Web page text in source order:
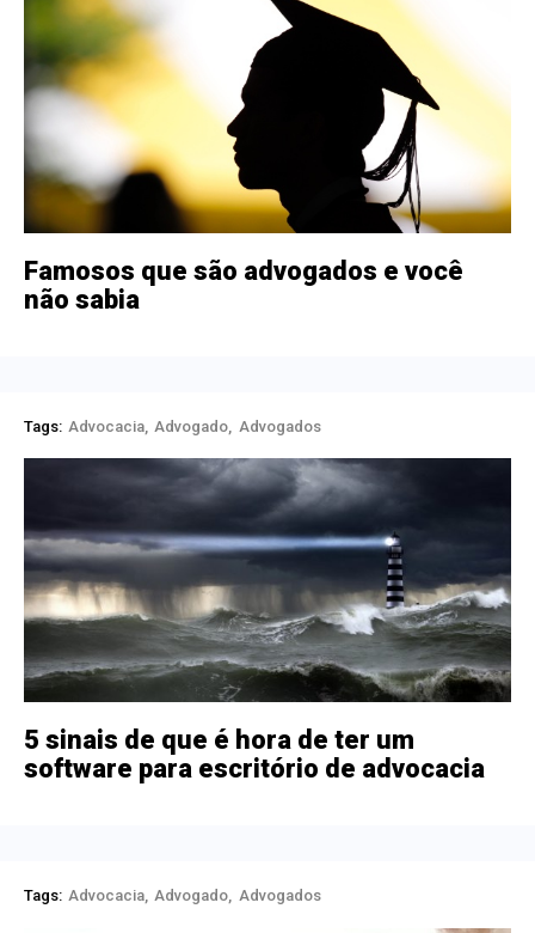
Famosos que são advogados e você
não sabia
Tags: Advocacia Advogado Advogados
5 sinais de que é hora de ter um
software para escritório de advocacia
Tags: Advocacia Advogado Advogados